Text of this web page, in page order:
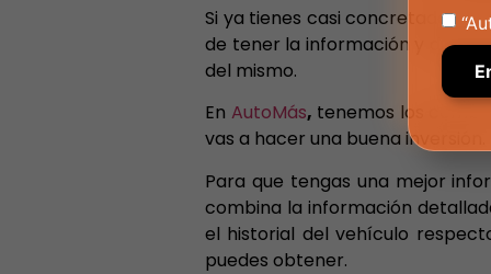
Si ya tienes casi concretado el
de tener la información y
del mismo.
En AutoMás, tenemos los
vas a hacer una buena inversión.
Para que tengas una mejor
combina la información
el historial del vehículo
puedes obtener.